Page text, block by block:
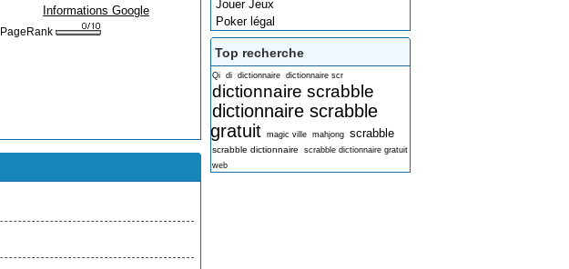
Jouer Jeux
Poker légal
Top recherche
Qi di dictionnaire dictionnaire scr
dictionnaire scrabble
dictionnaire scrabble
gratuit magic ville mahjong scrabble
scrabble dictionnaire
scrabble dictionnaire gratuit
web
Informations Google
PageRank